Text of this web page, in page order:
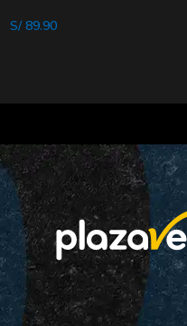
S/89.90